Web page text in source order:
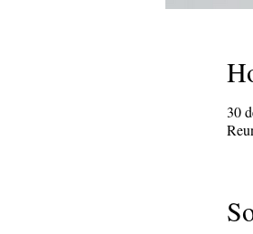
30